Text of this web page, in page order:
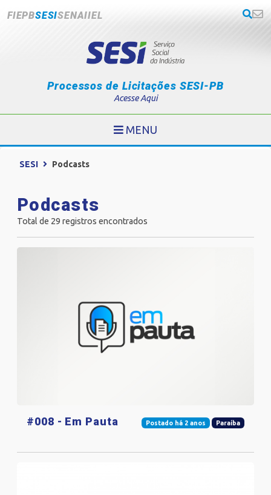
FIEPBSESISENAIIEL
Processos de Licitações SESI-PB
Acesse Aqui
MENU
SESI Podcasts
Podcasts
Total de 29 registros encontrados
Postado há 2 anos Paraíba
#008 - Em Pauta